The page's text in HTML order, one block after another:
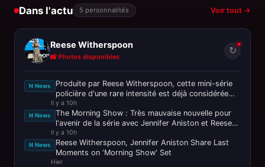
Dans l'actu 5 personnalités Voir tout →
Reese Witherspoon
📸 Photos disponibles
↻
N News
Produite par Reese Witherspoon, cette mini-série
policière d'une rare intensité est déjà considérée
comme le thriller de
Il y a 10h
N News
The Morning Show : Très mauvaise nouvelle pour
l'avenir de la série avec Jennifer Aniston et Reese
Witherspoon
Il y a 10h
N News
Reese Witherspoon, Jennifer Aniston Share Last
Moments on ‘Morning Show' Set
Hier